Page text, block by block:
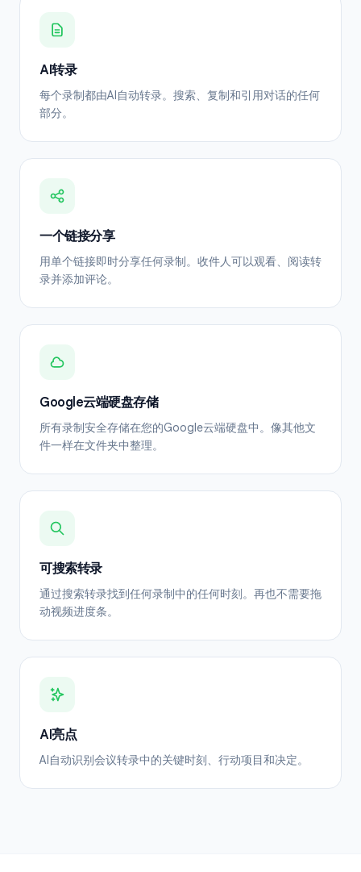
AI转录
每个录制都由AI自动转录。搜索、复制和引用对话的任何
部分。
一个链接分享
用单个链接即时分享任何录制。收件人可以观看、阅读转
录并添加评论。
Google云端硬盘存储
所有录制安全存储在您的Google云端硬盘中。像其他文
件一样在文件夹中整理。
可搜索转录
通过搜索转录找到任何录制中的任何时刻。再也不需要拖
动视频进度条。
AI亮点
AI自动识别会议转录中的关键时刻、行动项目和决定。